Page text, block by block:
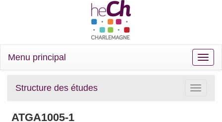
Toggle
Menu principal
Toggle
Structure des études
ATGA1005-1